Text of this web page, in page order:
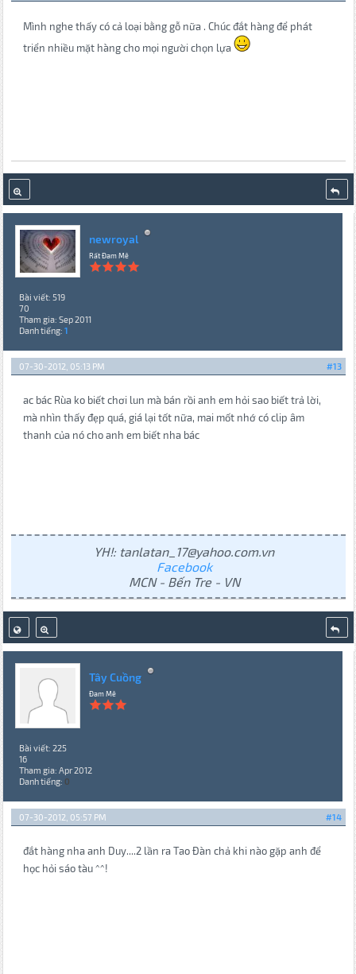
Mình nghe thấy có cả loại bằng gỗ nữa . Chúc đắt hàng để phát
triển nhiều mặt hàng cho mọi người chọn lựa
newroyal
Rất Đam Mê
Bài viết: 519
70
Tham gia: Sep 2011
Danh tiếng: 1
#13
07-30-2012, 05:13 PM
ac bác Rùa ko biết chơi lun mà bán rồi anh em hỏi sao biết trả lời,
mà nhìn thấy đẹp quá, giá lại tốt nữa, mai mốt nhớ có clip âm
thanh của nó cho anh em biết nha bác
YH!: tanlatan_17@yahoo.com.vn
Facebook
MCN - Bến Tre - VN
Tây Cuồng
Đam Mê
Bài viết: 225
16
Tham gia: Apr 2012
Danh tiếng: 0
#14
07-30-2012, 05:57 PM
đắt hàng nha anh Duy....2 lần ra Tao Đàn chả khi nào gặp anh để
học hỏi sáo tàu ^^!